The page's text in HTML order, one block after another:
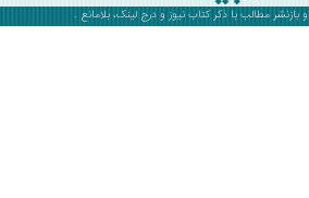
با ذکرکتاب نیوز و درج لینک، بلامانع .